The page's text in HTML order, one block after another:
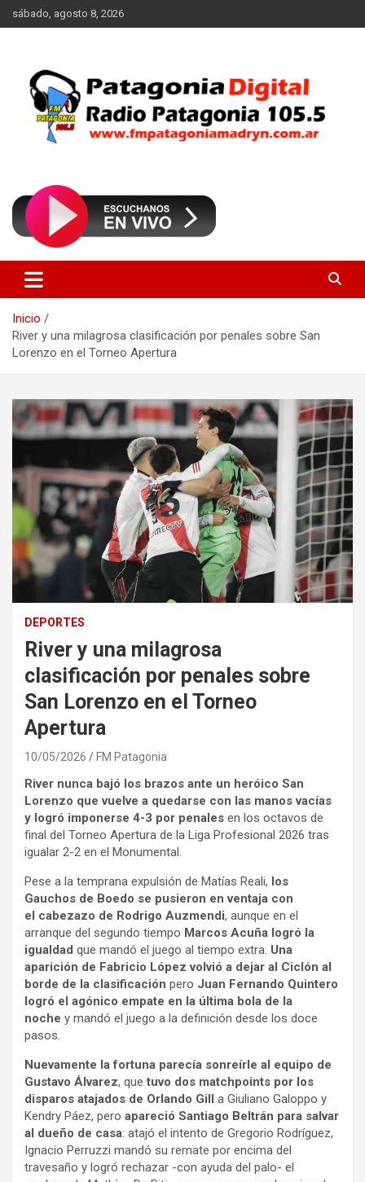
Saltar
al
sábado, agosto 8, 2026
FM Patagonia Madryn
Inicio
River y una milagrosa clasificación por penales sobre San
Lorenzo en el Torneo Apertura
DEPORTES
River y una milagrosa
clasificación por penales sobre
San Lorenzo en el Torneo
Apertura
10/05/2026 FM Patagonia
River nunca bajó los brazos ante un heróico San
Lorenzo que vuelve a quedarse con las manos vacías
y logró imponerse 4-3 por penales en los octavos de
final del Torneo Apertura de la Liga Profesional 2026 tras
igualar 2-2 en el Monumental.
Pese a la temprana expulsión de Matías Reali, los
Gauchos de Boedo se pusieron en ventaja con
el cabezazo de Rodrigo Auzmendi, aunque en el
arranque del segundo tiempo Marcos Acuña logró la
igualdad que mandó el juego al tiempo extra. Una
aparición de Fabricio López volvió a dejar al Ciclón al
borde de la clasificación pero Juan Fernando Quintero
logró el agónico empate en la última bola de la
noche y mandó el juego a la definición desde los doce
pasos.
Nuevamente la fortuna parecía sonreírle al equipo de
Gustavo Álvarez, quetuvo dos matchpoints por los
disparos atajados de Orlando Gill a Giuliano Galoppo y
Kendry Páez, pero apareció Santiago Beltrán para salvar
al dueño de casa: atajó el intento de Gregorio Rodríguez,
Ignacio Perruzzi mandó su remate por encima del
travesaño y logró rechazar -con ayuda del palo- el